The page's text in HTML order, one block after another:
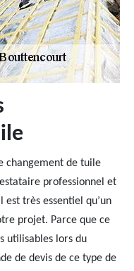
changement de tuile
professionnel et
très essentiel qu’un
projet. Parce que ce
utilisables lors du
de devis de ce type de